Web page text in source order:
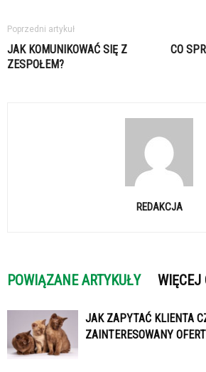
Poprzedni artykuł
JAK KOMUNIKOWAĆ SIĘ Z
ZESPOŁEM?
CO
REDAKCJA
POWIĄZANE ARTYKUŁY WIĘCEJ
JAK ZAPYTAĆ KLIENTA
ZAINTERESOWANY